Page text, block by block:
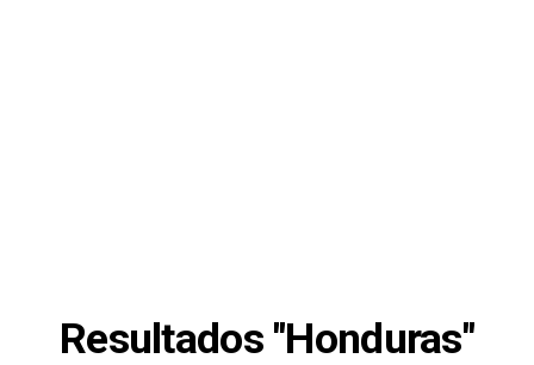
Resultados "Honduras"